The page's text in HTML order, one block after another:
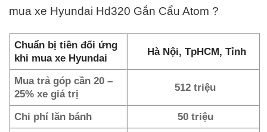
mua xe Hyundai Hd320 Gắn Cẩu Atom ?
Chuẩn bị tiền đối ứng
khi mua xe Hyundai
Hà Nội, TpHCM, Tỉnh
Mua trả góp cần 20 –
25% xe giá trị
512 triệu
Chi phí lăn bánh
50 triệu